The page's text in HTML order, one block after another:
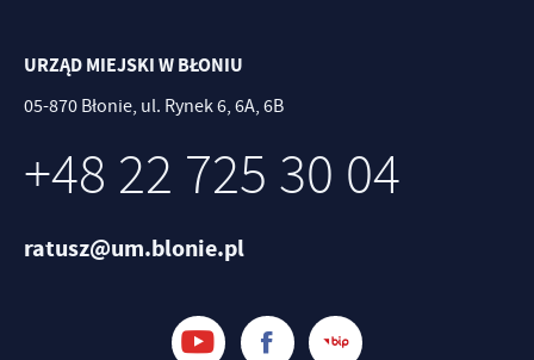
URZĄD MIEJSKI W BŁONIU
05-870 Błonie, ul. Rynek 6, 6A, 6B
+48 22 725 30 04
ratusz@um.blonie.pl